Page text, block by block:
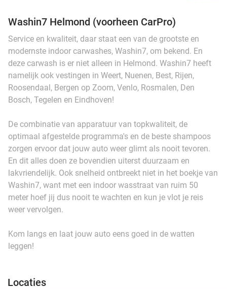
Washin7 Helmond (voorheen CarPro)
Service en kwaliteit, daar staat een van de grootste en
modernste indoor carwashes, Washin7, om bekend. En
deze carwash is er niet alleen in Helmond. Washin7 heeft
namelijk ook vestingen in Weert, Nuenen, Best, Rijen,
Roosendaal, Bergen op Zoom, Venlo, Rosmalen, Den
Bosch, Tegelen en Eindhoven!
De combinatie van apparatuur van topkwaliteit, de
optimaal afgestelde programma's en de beste shampoos
zorgen ervoor dat jouw auto weer glimt als nooit tevoren.
En dit alles doen ze bovendien uiterst duurzaam en
lakvriendelijk. Ook snelheid ontbreekt niet in het boekje van
Washin7, want met een indoor wasstraat van ruim 50
meter hoef jij dus nooit te wachten en kun je vlot je reis
weer vervolgen.
Kom langs en laat jouw auto eens goed in de watten
leggen!
Locaties